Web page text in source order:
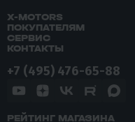
X-MOTORS
ПОКУПАТЕЛЯМ
СЕРВИС
КОНТАКТЫ
+7 (495) 476-65-88
РЕЙТИНГ МАГАЗИНА